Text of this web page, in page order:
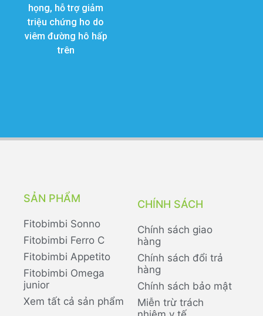
họng, hỗ trợ giảm
triệu chứng ho do
viêm đường hô hấp
trên
SẢN PHẨM
Fitobimbi Sonno
Fitobimbi Ferro C
Fitobimbi Appetito
Fitobimbi Omega
junior
Xem tất cả sản phẩm
CHÍNH SÁCH
Chính sách giao
hàng
Chính sách đổi trả
hàng
Chính sách bảo mật
Miễn trừ trách